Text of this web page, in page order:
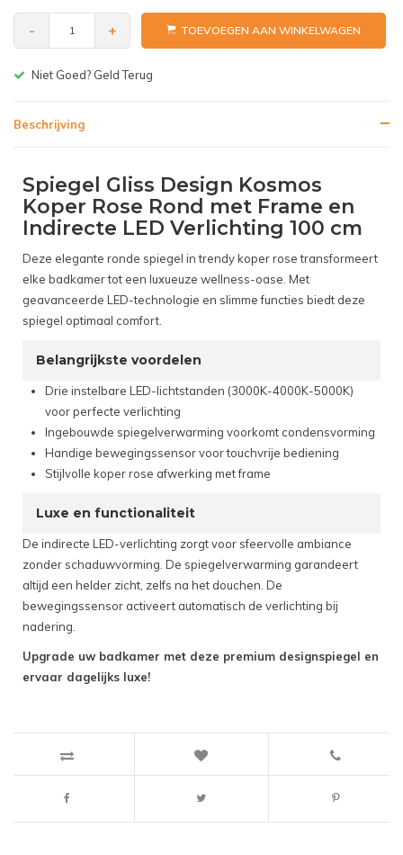
- + TOEVOEGEN AAN WINKELWAGEN
Gratis bezorgen v.a. € 150,-(NL)
Beschrijving
Spiegel Gliss Design Kosmos
Koper Rose Rond met Frame en
Indirecte LED Verlichting 100 cm
Deze elegante ronde spiegel in trendy koper rose transformeert
elke badkamer tot een luxueuze wellness-oase. Met
geavanceerde LED-technologie en slimme functies biedt deze
spiegel optimaal comfort.
Belangrijkste voordelen
Drie instelbare LED-lichtstanden (3000K-4000K-5000K)
voor perfecte verlichting
Ingebouwde spiegelverwarming voorkomt condensvorming
Handige bewegingssensor voor touchvrije bediening
Stijlvolle koper rose afwerking met frame
Luxe en functionaliteit
De indirecte LED-verlichting zorgt voor sfeervolle ambiance
zonder schaduwvorming. De spiegelverwarming garandeert
altijd een helder zicht, zelfs na het douchen. De
bewegingssensor activeert automatisch de verlichting bij
nadering.
Upgrade uw badkamer met deze premium designspiegel en
ervaar dagelijks luxe!